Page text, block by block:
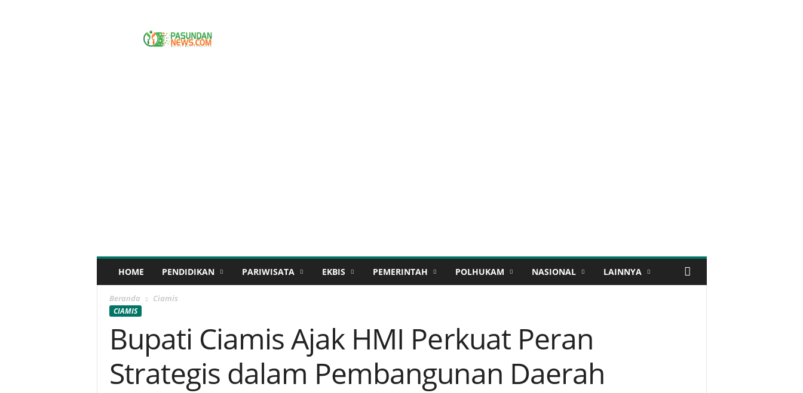
HOME PENDIDIKAN PARIWISATA EKBIS PEMERINTAH POLHUKAM NASIONAL LAINNYA
Beranda Ciamis
CIAMIS
Bupati Ciamis Ajak HMI Perkuat Peran
Strategis dalam Pembangunan Daerah